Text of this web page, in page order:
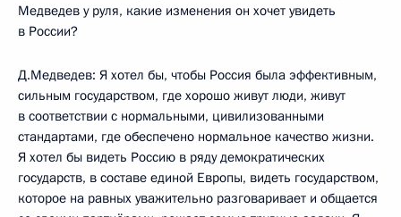
Медведев у руля, какие изменения он хочет увидеть
в России?
Д.Медведев: Я хотел бы, чтобы Россия была эффективным,
сильным государством, где хорошо живут люди, живут
в соответствии с нормальными, цивилизованными
стандартами, где обеспечено нормальное качество жизни.
Я хотел бы видеть Россию в ряду демократических
государств, в составе единой Европы, видеть государством,
которое на равных уважительно разговаривает и общается